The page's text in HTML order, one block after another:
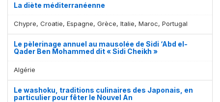
La diète méditerranéenne
Chypre, Croatie, Espagne, Grèce, Italie, Maroc, Portugal
Le pèlerinage annuel au mausolée de Sidi ‘Abd el-
Qader Ben Mohammed dit « Sidi Cheikh »
Algérie
Le washoku, traditions culinaires des Japonais, en
particulier pour fêter le Nouvel An